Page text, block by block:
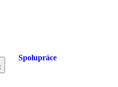
Spolupráce